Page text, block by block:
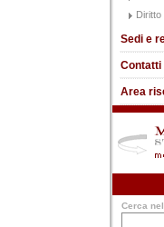
Diritto
Sedi e
Contatti
Area
Cerca